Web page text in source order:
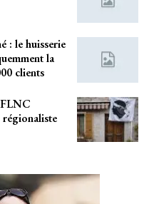
: le huisserie
la
clients